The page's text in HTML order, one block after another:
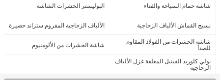
شاشة حمام السباحة والفناء البوليستر الحشرات الشاشة
نسيج القماش الألياف الزجاجية
الألياف الزجاجية المفروم ستراند حصيرة
شاشة الحشرات من الفولاذ المقاوم
للصدأ
شاشة الحشرات من الألومنيوم
بولي كلوريد الفينيل المغلفة غزل الألياف
الزجاجية